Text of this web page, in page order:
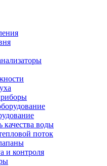
качества воды
поток
и контроля